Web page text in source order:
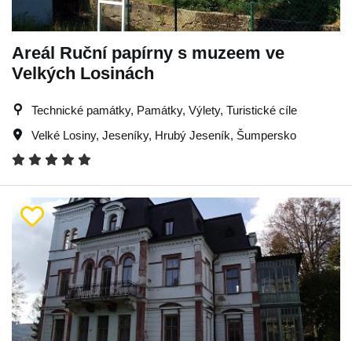
Areál Ruční papírny s muzeem ve
Velkých Losinách
Technické památky, Památky, Výlety, Turistické cíle
Velké Losiny, Jeseníky, Hrubý Jeseník, Šumpersko